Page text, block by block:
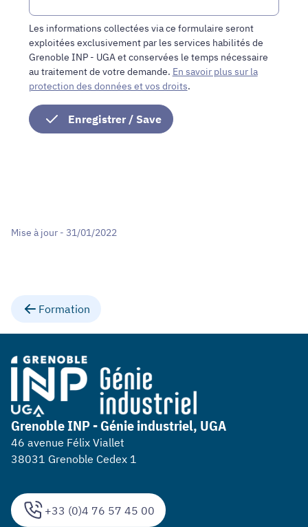
de
le
laisser
vide.
Les informations collectées via ce formulaire seront
exploitées exclusivement par les services habilités de
Grenoble INP - UGA et conservées le temps nécessaire
au traitement de votre demande. En savoir plus sur la
protection des données et vos droits.
Mise à jour - 31/01/2022
Formation
+33 (0)4 76 57 45 00
Grenoble INP - Génie industriel, UGA
46 avenue Félix Viallet
38031 Grenoble Cedex 1